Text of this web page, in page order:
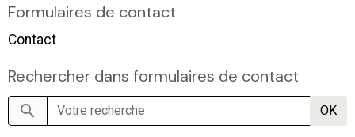
Formulaires de contact
Contact
Rechercher dans formulaires de contact
OK